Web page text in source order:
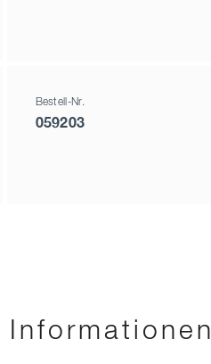
Bestell-Nr.
059203
Informationen